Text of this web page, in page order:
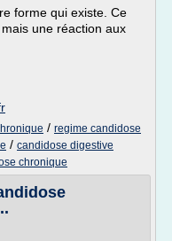
forme qui existe. Ce
une réaction aux
/ regime candidose
/ candidose digestive
chronique